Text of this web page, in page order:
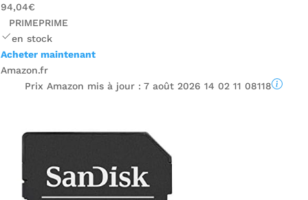
94,04€
PRIMEPRIME
en stock
Acheter maintenant
Amazon.fr
Prix ​​Amazon mis à jour :7 août 2026 14 02 11 08118